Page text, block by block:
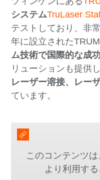
システムTruLaser
テストしており、非
年に設立された
ム技術で国際的な成
リューションも提供
レーザー溶接、レー
ています。
このコンテンツ
より利用する